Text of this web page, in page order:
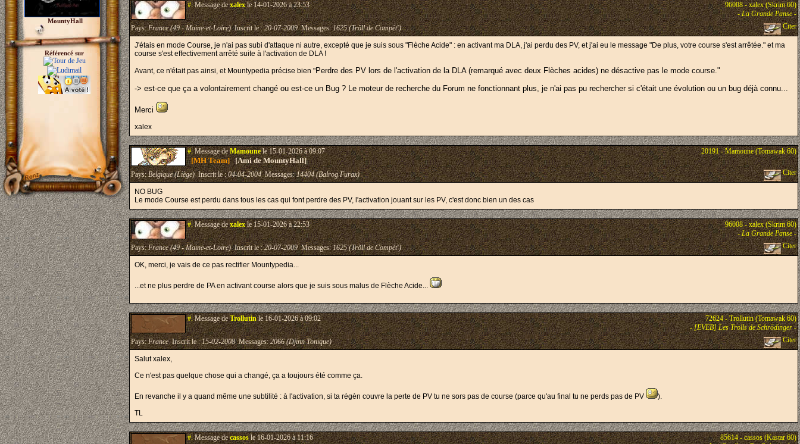
MountyHall
Référencé sur
#.Message dexalexle 14-01-2026 à 23:53
96008 - xalex (Skrim 60)
-La Grande Panse-
Pays:France (49 - Maine-et-Loire)Inscrit le :20-07-2009Messages:1625 (Trõll de Compèt') Citer
J'étais en mode Course, je n'ai pas subi d'attaque ni autre, excepté que je suis sous "Flèche Acide" : en activant ma DLA, j'ai perdu des PV, et j'ai eu le message "De plus, votre course s'est arrêtée." et ma
course s'est effectivement arrêté suite à l'activation de DLA !
Avant, ce n'était pas ainsi, et Mountypedia précise bien "Perdre des PV lors de l'activation de la DLA (remarqué avec deux Flèches acides) ne désactive pas le mode course."
-> est-ce que ça a volontairement changé ou est-ce un Bug ? Le moteur de recherche du Forum ne fonctionnant plus, je n'ai pas pu rechercher si c'était une évolution ou un bug déjà connu...
Merci
xalex
#.Message deMamounele 15-01-2026 à 09:07
[MH Team][Ami de MountyHall]
20191 - Mamoune (Tomawak 60)
Pays:Belgique (Liège)Inscrit le :04-04-2004Messages:14404 (Balrog Furax) Citer
NO BUG
Le mode Course est perdu dans tous les cas qui font perdre des PV, l'activation jouant sur les PV, c'est donc bien un des cas
#.Message dexalexle 15-01-2026 à 22:53
96008 - xalex (Skrim 60)
-La Grande Panse-
Pays:France (49 - Maine-et-Loire)Inscrit le :20-07-2009Messages:1625 (Trõll de Compèt') Citer
OK, merci, je vais de ce pas rectifier Mountypedia...
...et ne plus perdre de PA en activant course alors que je suis sous malus de Flèche Acide...
#.Message deTrollutinle 16-01-2026 à 09:02
72624 - Trollutin (Tomawak 60)
-[EVEB] Les Trolls de Schrödinger-
Pays:FranceInscrit le :15-02-2008Messages:2066 (Djinn Tonique) Citer
Salut xalex,
Ce n'est pas quelque chose qui a changé, ça a toujours été comme ça.
En revanche il y a quand même une subtilité : à l'activation, si ta régèn couvre la perte de PV tu ne sors pas de course (parce qu'au final tu ne perds pas de PV
).
TL
#.Message decassosle 16-01-2026 à 11:16
85614 - cassos (Kastar 60)